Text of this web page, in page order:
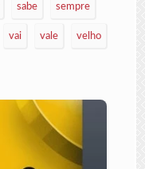
sabe sempre
vai vale velho